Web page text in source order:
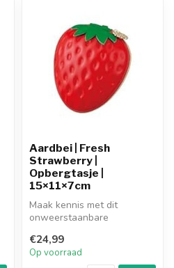
Aardbei | Fresh
Strawberry |
Opbergtasje |
15×11×7cm
Maak kennis met dit
onweerstaanbare
je favoriete snac...
€24,99
Op voorraad